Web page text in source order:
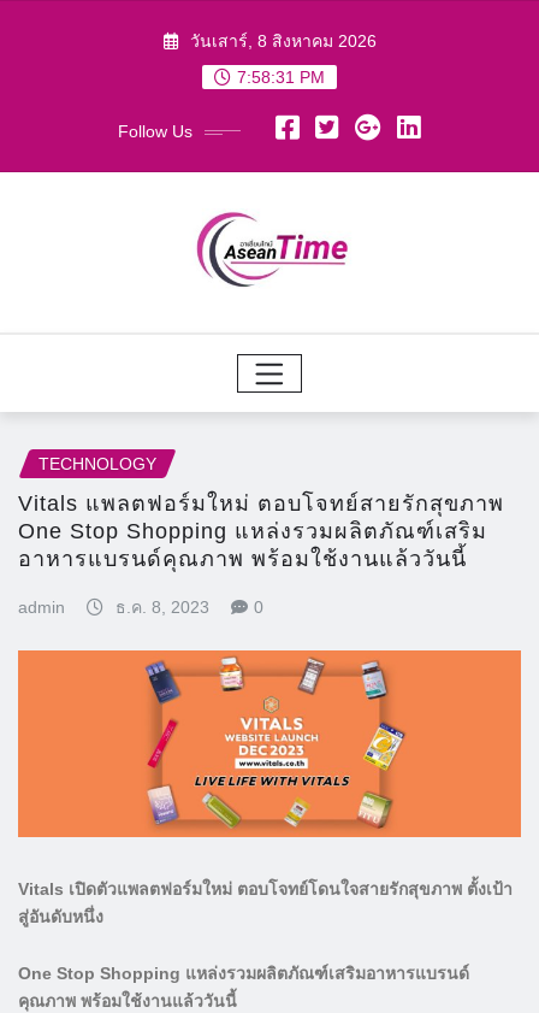
วันเสาร์, 8 สิงหาคม 2026
7:58:32 PM
Follow Us
TECHNOLOGY
Vitals แพลตฟอร์มใหม่ ตอบโจทย์สายรักสุขภาพ
One Stop Shopping แหล่งรวมผลิตภัณฑ์เสริม
อาหารแบรนด์คุณภาพ พร้อมใช้งานแล้ววันนี้
admin ธ.ค. 8, 2023 0
Vitals เปิดตัวแพลตฟอร์มใหม่ ตอบโจทย์โดนใจสายรักสุขภาพ ตั้งเป้า
สู่อันดับหนึ่ง
One Stop Shopping แหล่งรวมผลิตภัณฑ์เสริมอาหารแบรนด์
คุณภาพ พร้อมใช้งานแล้ววันนี้